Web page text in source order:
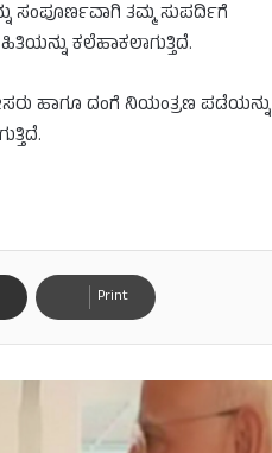
ಸಂಪೂರ್ಣವಾಗಿ ತಮ್ಮ ಸುಪರ್ದಿಗೆ
ಕಲೆಹಾಕಲಾಗುತ್ತಿದೆ.
ಹಾಗೂ ದಂಗೆ ನಿಯಂತ್ರಣ ಪಡೆಯನ್ನು
Print